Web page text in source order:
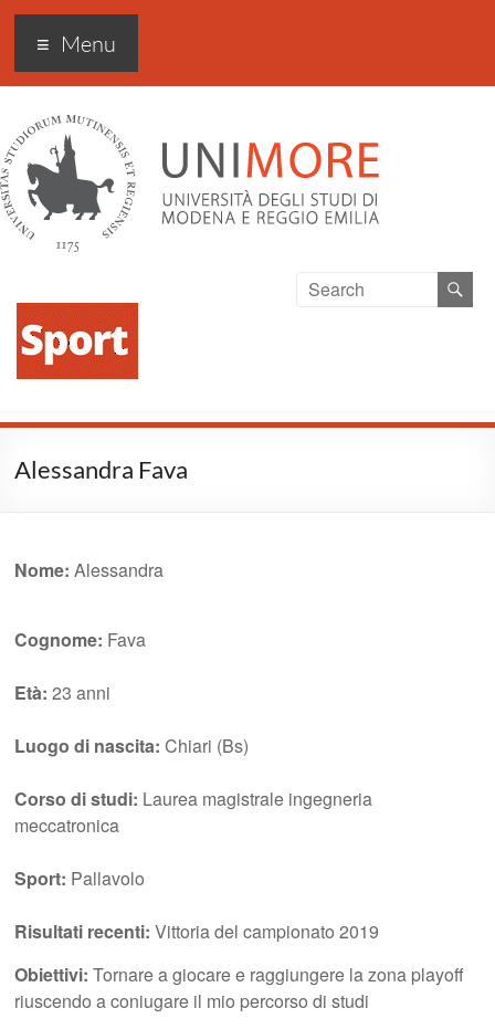
Sport Excellence
Menu
Alessandra Fava
Nome: Alessandra
Cognome: Fava
Età: 23 anni
Luogo di nascita:Chiari (Bs)
Corso di studi: Laurea magistrale ingegneria
meccatronica
Sport: Pallavolo
Risultati recenti: Vittoria del campionato 2019
Obiettivi: Tornare a giocare e raggiungere la zona playoff
riuscendo a coniugare il mio percorso di studi